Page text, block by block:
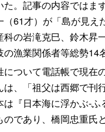
。記事の内容では
61才）が「島が見
の岩滝克巳、鈴木
漁業関係者等総勢
ついて電話帳で現在
、「祖父は西郷で
『日本海に浮かぶ‐
であり、橋岡忠重